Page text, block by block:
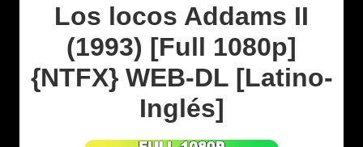
Los locos Addams II
(1993) [Full 1080p]
{NTFX} WEB-DL [Latino-
Inglés]